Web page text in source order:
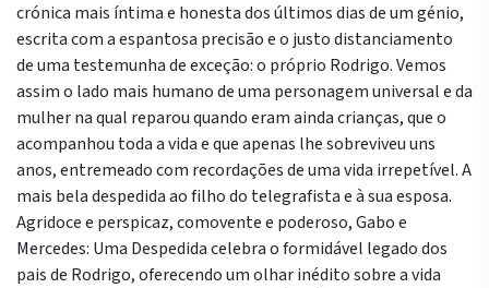
crónica mais íntima e honesta dos últimos dias de um génio,
escrita com a espantosa precisão e o justo distanciamento
de uma testemunha de exceção: o próprio Rodrigo. Vemos
assim o lado mais humano de uma personagem universal e da
mulher na qual reparou quando eram ainda crianças, que o
acompanhou toda a vida e que apenas lhe sobreviveu uns
anos, entremeado com recordações de uma vida irrepetível. A
mais bela despedida ao filho do telegrafista e à sua esposa.
Agridoce e perspicaz, comovente e poderoso, Gabo e
Mercedes: Uma Despedida celebra o formidável legado dos
pais de Rodrigo, oferecendo um olhar inédito sobre a vida